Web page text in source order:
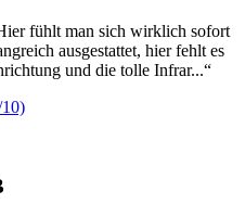
fühlt man sich wirklich sofort
ausgestattet, hier fehlt es
und die tolle Infrar...“